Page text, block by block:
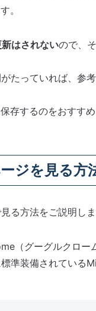
。
はされないので、
たっていれば、参
存するのをおすすめ
ジを見る方
る方法をご説明しま
（グーグルクロー
準装備されている